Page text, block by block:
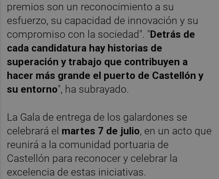
premios son un reconocimiento a su
esfuerzo, su capacidad de innovación y su
compromiso con la sociedad". "Detrás de
cada candidatura hay historias de
superación y trabajo que contribuyen a
hacer más grande el puerto de Castellón y
su entorno", ha subrayado.
La Gala de entrega de los galardones se
celebrará el martes 7 de julio, en un acto que
reunirá a la comunidad portuaria de
Castellón para reconocer y celebrar la
excelencia de estas iniciativas.